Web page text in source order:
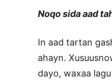
Noqo sida aad
In aad tartan
ahayn.
dayo, waxaa